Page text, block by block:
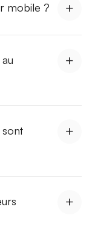
mobile ?
sont